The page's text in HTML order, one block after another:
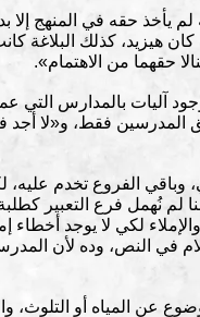
يأخذ حقه في المنهج
هيزيد، كذلك البلاغة
حقهما من الاهتمام».
آليات بالمدارس التي
فقط، و«لا أجد
وباقي الفروع تخدم
لم نُهمل فرع التعبير
لكي لا يوجد أخطاء
في النص، وده لأن
عن المياه أو التلوث،